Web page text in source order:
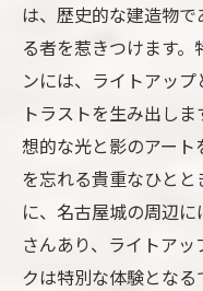
は、歴史的な建造物
る者を惹きつけます
ンには、ライトアッ
トラストを生み出し
想的な光と影のアー
を忘れる貴重なひと
に、名古屋城の周辺
さんあり、ライトア
クは特別な体験となる